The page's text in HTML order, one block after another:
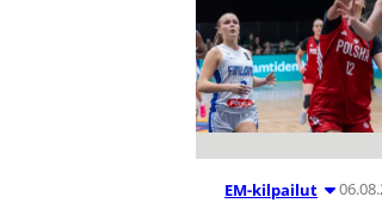
EM-kilpailut